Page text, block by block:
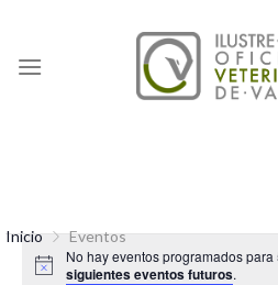
content
Inicio
Eventos
No hay eventos programados
siguientes eventos futuros.